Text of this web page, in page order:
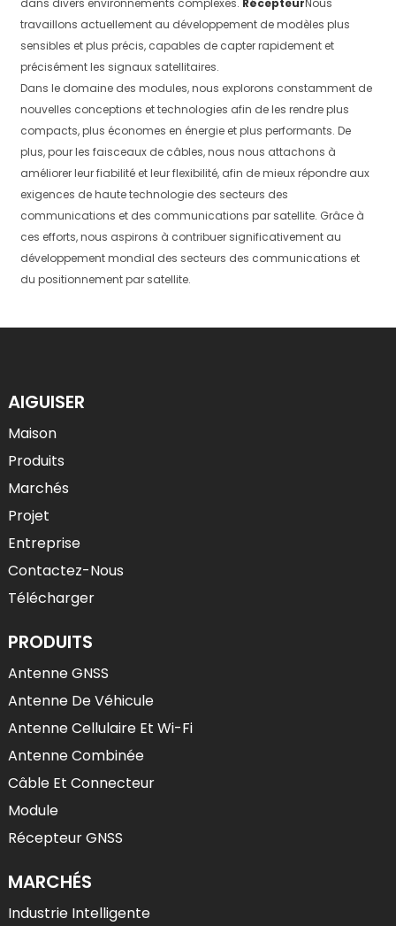
dans divers environnements complexes. RécepteurNous
travaillons actuellement au développement de modèles plus
sensibles et plus précis, capables de capter rapidement et
précisément les signaux satellitaires.
Dans le domaine des modules, nous explorons constamment de
nouvelles conceptions et technologies afin de les rendre plus
compacts, plus économes en énergie et plus performants. De
plus, pour les faisceaux de câbles, nous nous attachons à
améliorer leur fiabilité et leur flexibilité, afin de mieux répondre aux
exigences de haute technologie des secteurs des
communications et des communications par satellite. Grâce à
ces efforts, nous aspirons à contribuer significativement au
développement mondial des secteurs des communications et
du positionnement par satellite.
AIGUISER
Maison
Produits
Marchés
Projet
Entreprise
Contactez-Nous
Télécharger
PRODUITS
Antenne GNSS
Antenne De Véhicule
Antenne Cellulaire Et Wi-Fi
Antenne Combinée
Câble Et Connecteur
Module
Récepteur GNSS
MARCHÉS
Industrie Intelligente